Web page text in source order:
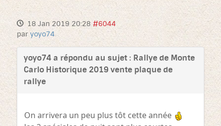
18 Jan 2019 20:28 #6044
paryoyo74
yoyo74 a répondu au sujet : Rallye de Monte
Carlo Historique 2019 vente plaque de
rallye
On arrivera un peu plus tôt cette année